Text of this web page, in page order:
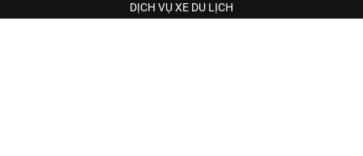
DỊCH VỤ XE DU LỊCH